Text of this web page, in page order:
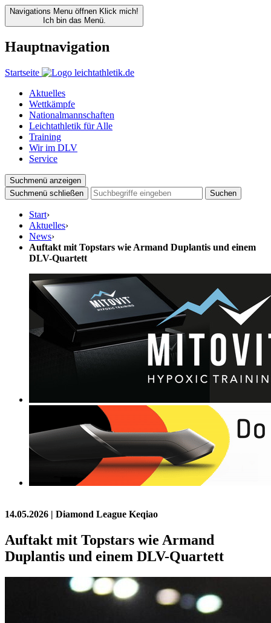
Navigations Menu öffnen Klick mich!
Ich bin das Menü.
Hauptnavigation
Startseite
Aktuelles
Wettkämpfe
Nationalmannschaften
Leichtathletik für Alle
Training
Wir im DLV
Service
Suchmenü anzeigen
Suchmenü schließen
Suchen
Start›
Aktuelles›
News›
Auftakt mit Topstars wie Armand Duplantis und einem
DLV-Quartett
14.05.2026 | Diamond League Keqiao
Auftakt mit Topstars wie Armand
Duplantis und einem DLV-Quartett